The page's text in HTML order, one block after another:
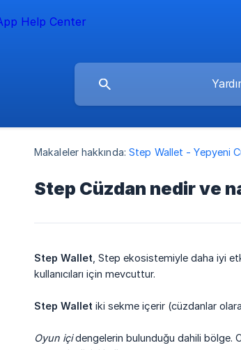
Makaleler hakkında: Step Wallet - Yepyeni
Step Cüzdan nedir ve
Step Wallet , Step ekosistemiyle daha iyi
kullanıcıları için mevcuttur.
Step Wallet iki sekme içerir (cüzdanlar
Oyun içidengelerin bulunduğu dahili bölge.